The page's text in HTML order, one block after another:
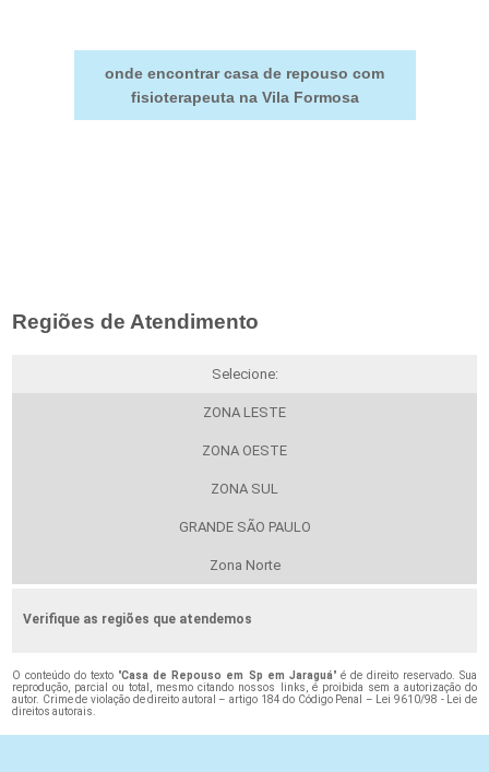
onde encontrar casa de repouso com
fisioterapeuta na Vila Formosa
Regiões de Atendimento
Selecione:
ZONA LESTE
ZONA OESTE
ZONA SUL
GRANDE SÃO PAULO
Zona Norte
Verifique as regiões que atendemos
O conteúdo do texto "Casa de Repouso em Sp em Jaraguá" é de direito reservado. Sua
reprodução, parcial ou total, mesmo citando nossos links, é proibida sem a autorização do
autor. Crime de violação de direito autoral – artigo 184 do Código Penal –
Lei 9610/98 - Lei de
direitos autorais